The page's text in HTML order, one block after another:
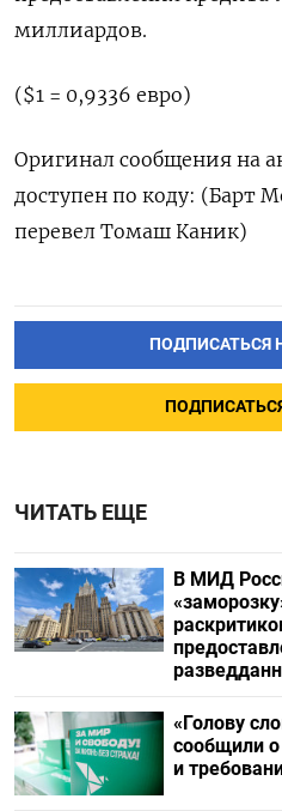
миллиардов.
($1 = 0,9336 евро)
Оригинал сообщения на
доступен по коду: (Барт
перевел Томаш Каник)
ПОДПИСАТЬСЯ
ПОДПИСАТЬСЯ
ЧИТАТЬ ЕЩЕ
В МИД
«Голову
сообщили о
и